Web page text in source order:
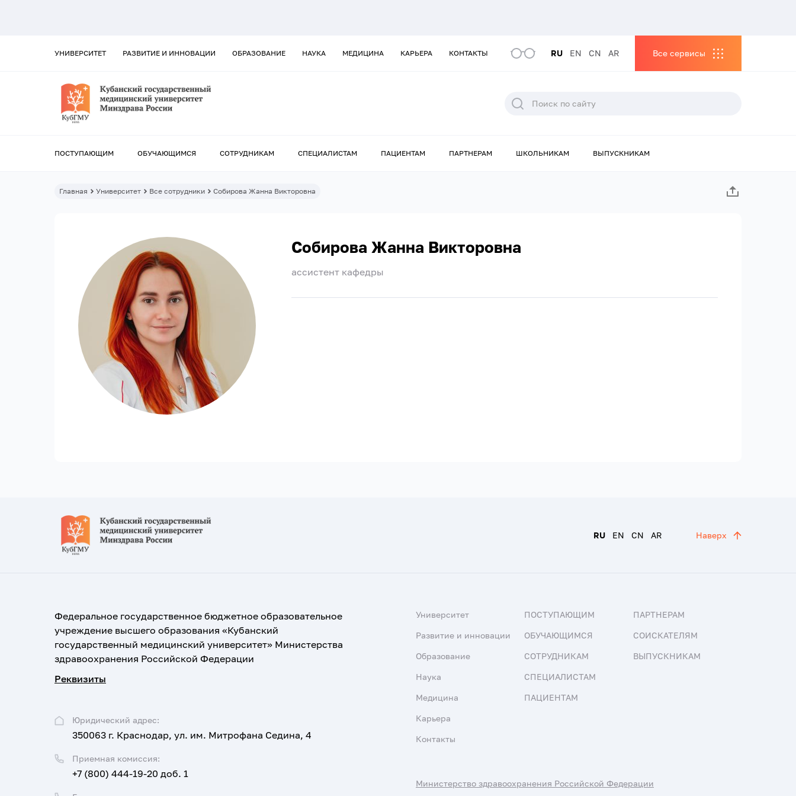
УНИВЕРСИТЕТ РАЗВИТИЕ И ИННОВАЦИИ ОБРАЗОВАНИЕ НАУКА МЕДИЦИНА КАРЬЕРА КОНТАКТЫ RU EN CN AR Все сервисы
ПОСТУПАЮЩИМ ОБУЧАЮЩИМСЯ СОТРУДНИКАМ СПЕЦИАЛИСТАМ ПАЦИЕНТАМ ПАРТНЕРАМ ШКОЛЬНИКАМ ВЫПУСКНИКАМ
Главная Университет Все сотрудники Собирова Жанна Викторовна
Собирова Жанна Викторовна
ассистент кафедры
RU EN CN AR Наверх
Федеральное государственное бюджетное образовательное
учреждение высшего образования «Кубанский
государственный медицинский университет» Министерства
здравоохранения Российской Федерации
Реквизиты
Юридический адрес:
350063 г. Краснодар, ул. им. Митрофана Седина, 4
Приемная комиссия:
+7 (800) 444-19-20 доб. 1
Университет
Развитие и инновации
Образование
Наука
Медицина
Карьера
Контакты
ПОСТУПАЮЩИМ
ОБУЧАЮЩИМСЯ
СОТРУДНИКАМ
СПЕЦИАЛИСТАМ
ПАЦИЕНТАМ
ПАРТНЕРАМ
СОИСКАТЕЛЯМ
ВЫПУСКНИКАМ
Министерство здравоохранения Российской Федерации